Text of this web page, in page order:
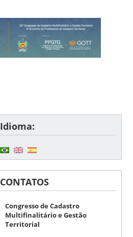
Idioma:
CONTATOS
Congresso de Cadastro
Multifinalitário e Gestão
Territorial